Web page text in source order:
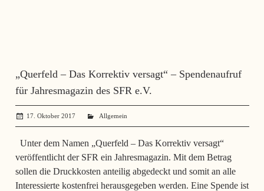
„Querfeld – Das Korrektiv versagt“ – Spendenaufruf
für Jahresmagazin des SFR e.V.
17. Oktober 2017 administrator
Allgemein
Unter dem Namen „Querfeld – Das Korrektiv versagt“
veröffentlicht der SFR ein Jahresmagazin. Mit dem Betrag
sollen die Druckkosten anteilig abgedeckt und somit an alle
Interessierte kostenfrei herausgegeben werden. Eine Spende ist